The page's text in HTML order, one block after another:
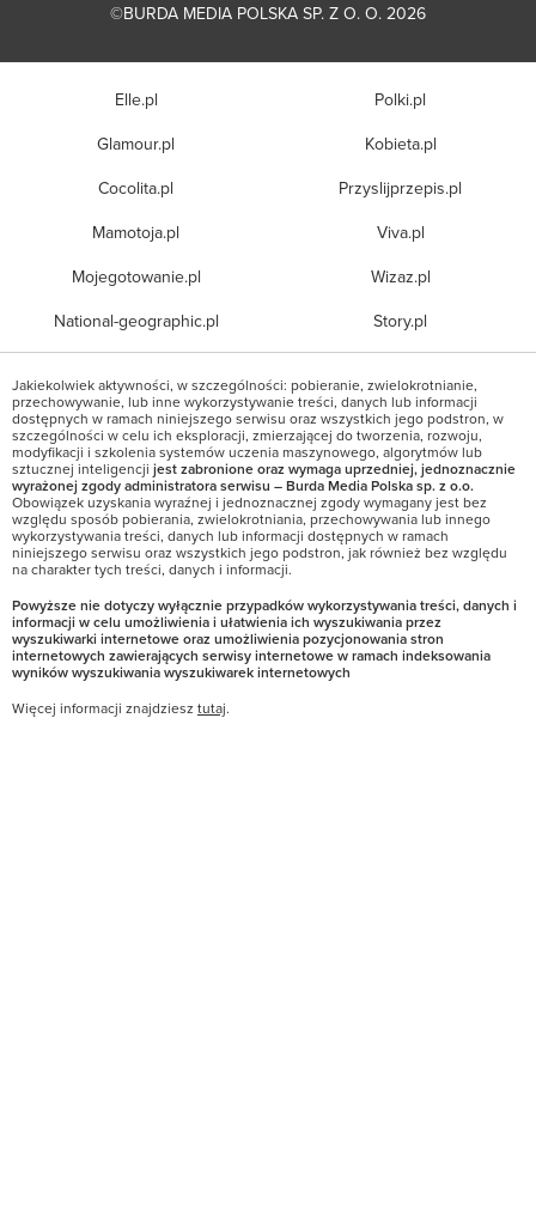
©BURDA MEDIA POLSKA SP. Z O. O. 2026
Elle.pl
Glamour.pl
Cocolita.pl
Mamotoja.pl
Mojegotowanie.pl
National-geographic.pl
Polki.pl
Kobieta.pl
Przyslijprzepis.pl
Viva.pl
Wizaz.pl
Story.pl
Jakiekolwiek aktywności, w szczególności: pobieranie, zwielokrotnianie,
przechowywanie, lub inne wykorzystywanie treści, danych lub informacji
dostępnych w ramach niniejszego serwisu oraz wszystkich jego podstron, w
szczególności w celu ich eksploracji, zmierzającej do tworzenia, rozwoju,
modyfikacji i szkolenia systemów uczenia maszynowego, algorytmów lub
sztucznej inteligencji jest zabronione oraz wymaga uprzedniej, jednoznacznie
wyrażonej zgody administratora serwisu – Burda Media Polska sp. z o.o.
Obowiązek uzyskania wyraźnej i jednoznacznej zgody wymagany jest bez
względu sposób pobierania, zwielokrotniania, przechowywania lub innego
wykorzystywania treści, danych lub informacji dostępnych w ramach
niniejszego serwisu oraz wszystkich jego podstron, jak również bez względu
na charakter tych treści, danych i informacji.
Powyższe nie dotyczy wyłącznie przypadków wykorzystywania treści, danych i
informacji w celu umożliwienia i ułatwienia ich wyszukiwania przez
wyszukiwarki internetowe oraz umożliwienia pozycjonowania stron
internetowych zawierających serwisy internetowe w ramach indeksowania
wyników wyszukiwania wyszukiwarek internetowych
Więcej informacji znajdziesz tutaj.